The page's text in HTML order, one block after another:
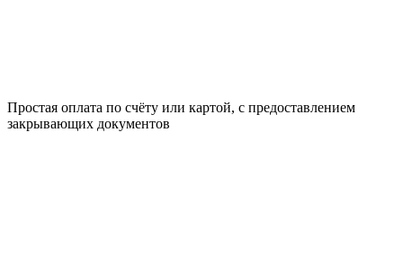
Простая оплата по счёту или картой, с предоставлением
закрывающих документов